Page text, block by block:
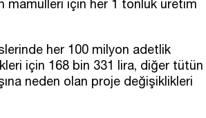
mamulleri için her 1 tonluk üretim
her 100 milyon adetlik
için 168 bin 331 lira, diğer tütün
neden olan proje değişiklikleri